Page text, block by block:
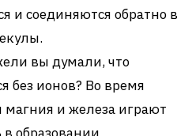
и соединяются обратно в
вы думали, что
без ионов? Во время
магния и железа играют